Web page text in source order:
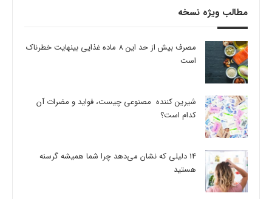
مطالب ویژه نسخه
مصرف بیش از حد این 8 ماده غذایی بینهایت خطرناک
است
شیرین کننده مصنوعی چیست، فواید و مضرات آن
کدام است؟
14 دلیلی که نشان می‌دهد چرا شما همیشه گرسنه
هستید